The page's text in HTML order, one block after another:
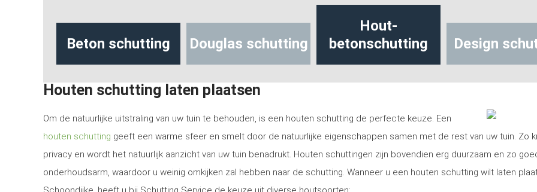
Beton schutting Douglas schutting
Hout-
betonschutting
Design
Houten schutting laten plaatsen
Om de natuurlijke uitstraling van uw tuin te behouden, is een houten schutting de perfecte keuze. Een
houten schutting geeft een warme sfeer en smelt door de natuurlijke eigenschappen samen met de rest van uw tuin. Zo
privacy en wordt het natuurlijk aanzicht van uw tuin benadrukt. Houten schuttingen zijn bovendien erg duurzaam en zo
onderhoudsarm, waardoor u weinig omkijken zal hebben naar de schutting. Wanneer u een houten schutting wilt laten